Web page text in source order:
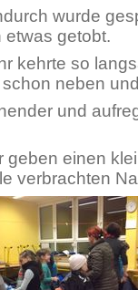
wurde
etwas getobt.
kehrte so
neben
und
geben einen
verbrachten